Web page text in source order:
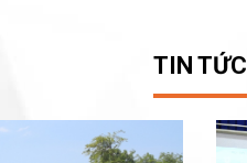
TIN TỨC